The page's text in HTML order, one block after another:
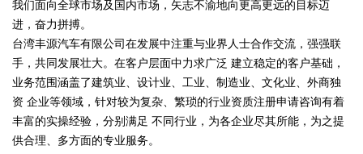
我们面向全球市场及国内市场，矢志不渝地向更高更远的目标迈
进，奋力拼搏。
台湾丰源汽车有限公司在发展中注重与业界人士合作交流，强强联
手，共同发展壮大。在客户层面中力求广泛 建立稳定的客户基础，
业务范围涵盖了建筑业、设计业、工业、制造业、文化业、外商独
资 企业等领域，针对较为复杂、繁琐的行业资质注册申请咨询有着
丰富的实操经验，分别满足 不同行业，为各企业尽其所能，为之提
供合理、多方面的专业服务。